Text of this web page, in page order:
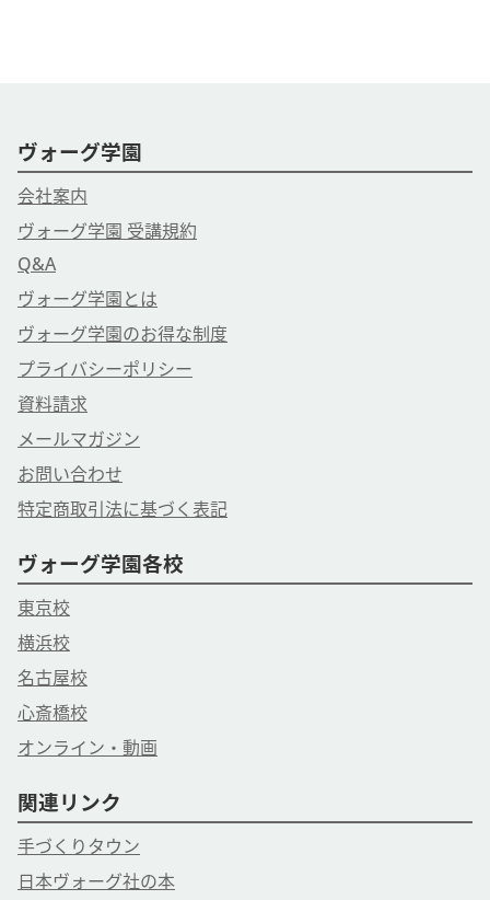
ヴォーグ学園
会社案内
ヴォーグ学園 受講規約
Q&A
ヴォーグ学園とは
ヴォーグ学園のお得な制度
プライバシーポリシー
資料請求
メールマガジン
お問い合わせ
特定商取引法に基づく表記
ヴォーグ学園各校
東京校
横浜校
名古屋校
心斎橋校
オンライン・動画
関連リンク
手づくりタウン
日本ヴォーグ社の本